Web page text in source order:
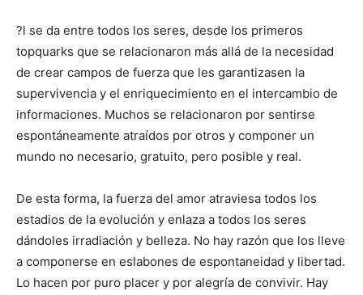
?l se da entre todos los seres, desde los primeros
topquarks que se relacionaron más allá de la necesidad
de crear campos de fuerza que les garantizasen la
supervivencia y el enriquecimiento en el intercambio de
informaciones. Muchos se relacionaron por sentirse
espontáneamente atraídos por otros y componer un
mundo no necesario, gratuito, pero posible y real.
De esta forma, la fuerza del amor atraviesa todos los
estadios de la evolución y enlaza a todos los seres
dándoles irradiación y belleza. No hay razón que los lleve
a componerse en eslabones de espontaneidad y libertad.
Lo hacen por puro placer y por alegría de convivir. Hay